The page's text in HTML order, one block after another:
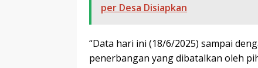
per Desa Disiapkan
“Data hari ini (18/6/2025) sampai
penerbangan yang dibatalkan oleh